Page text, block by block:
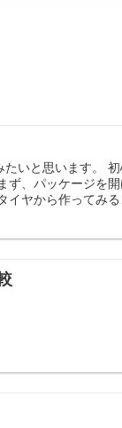
いと思います。
ず、パッケージを
ヤから作ってみる